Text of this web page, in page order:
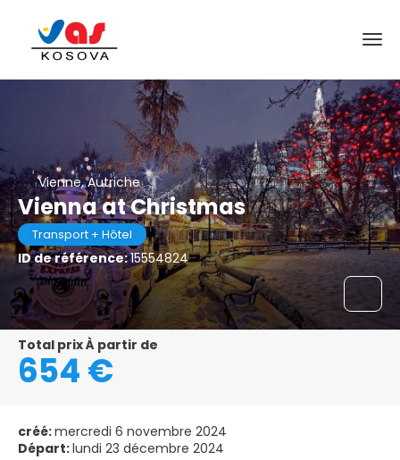
Vienne, Autriche
Vienna at Christmas
Transport + Hôtel
ID de référence:15554824
Total prix À partir de
654 €
créé:mercredi 6 novembre 2024
Départ:lundi 23 décembre 2024